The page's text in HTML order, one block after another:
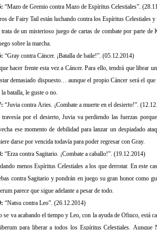
“Mazo de Gremio contra Mazo de Espíritus Celestiales”.
de Fairy Tail están luchando contra los Espíritus Celestiales
trata de un misterioso juego de cartas de combate por parte de
sobre la marcha.
“Gray contra Cáncer. ¡Batalla de baile!”. (05.12.2014)
hacer frente esta vez a Cáncer. Para ello, tendrá que librar
demasiado dispuesto… aunque el propio Cáncer será el que
batalla, le guste o no.
“Juvia contra Aries. ¡Combate a muerte en el desierto!”.
travesía por el desierto, Juvia va perdiendo las fuerzas
ese momento de debilidad para lanzar un despiadado
darse por vencida todavía para poder regresar con Gray.
“Erza contra Sagitario. ¡Combate a caballo!”. (19.12.2014)
menos Espíritus Celestiales a los que derrotar. En este
contra Sagitario y pondrán en juego su gran honor como
parece que sigue adelante a pesar de todo.
“Natsu contra Leo”. (26.12.2014)
se va acabando el tiempo y Leo, con la ayuda de Ofiuco, está
para liberar a todos los Espíritus Celestiales. Aunque